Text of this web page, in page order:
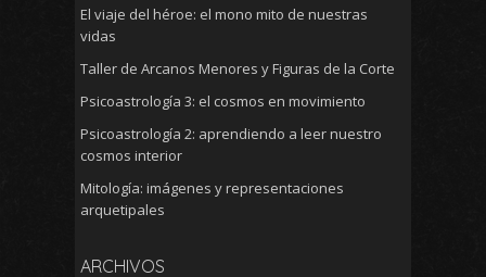
El viaje del héroe: el mono mito de nuestras
vidas
Taller de Arcanos Menores y Figuras de la Corte
Psicoastrología 3: el cosmos en movimiento
Psicoastrología 2: aprendiendo a leer nuestro
cosmos interior
Mitología: imágenes y representaciones
arquetipales
ARCHIVOS